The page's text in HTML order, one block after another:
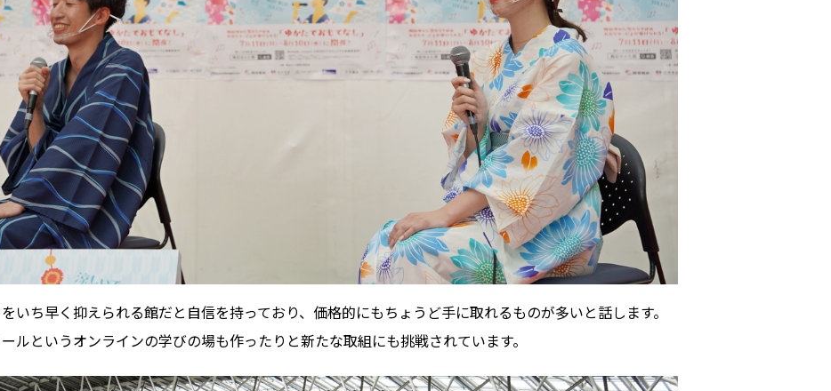
いち早く抑えられる館だと自信を持っており、価格的にもちょうど手に取れるものが多いと話します。
ルというオンラインの学びの場も作ったりと新たな取組にも挑戦されています。
Archives リスト表示
Category
アート／文化／音楽
クラフト
コミュニティ／まちづくり
ビジネス／起業／経営
医療／健康／福祉
教育／哲学
アクセス
お問い合わせ
About Hyper Engawa
E:info@hyper-engawa.com
F:@NAKATSU.NishidaBuilding